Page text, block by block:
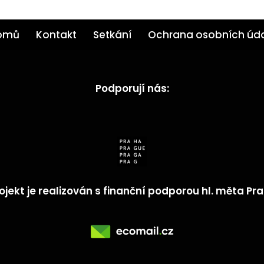
Kontakt Setkání Ochrana osobních
Podporují nás:
je realizován s finanční podporou hl. měta